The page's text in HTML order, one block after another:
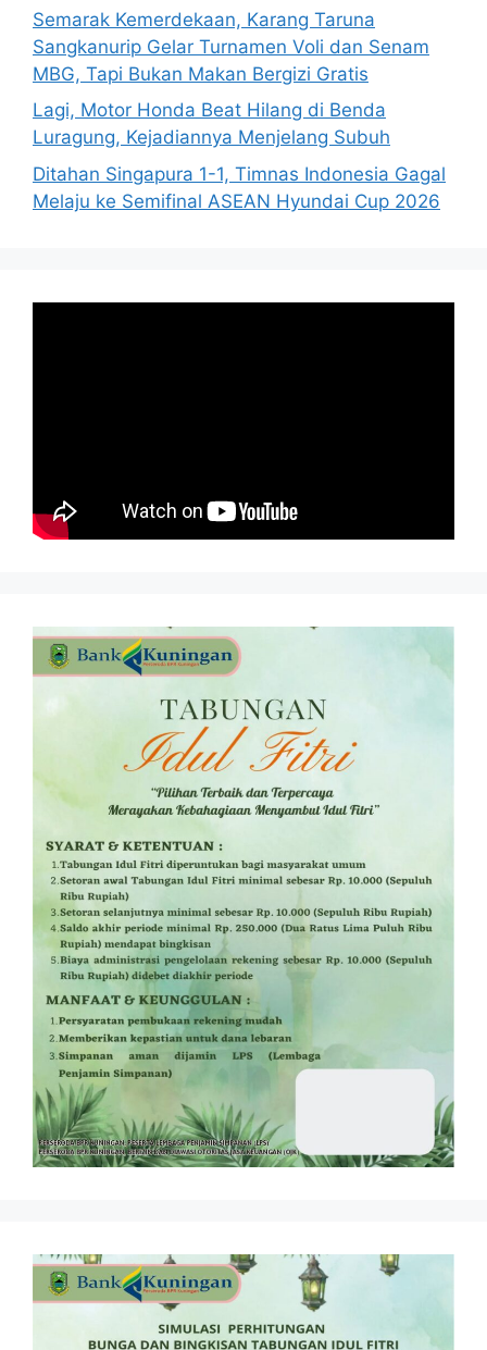
Semarak Kemerdekaan, Karang Taruna
Sangkanurip Gelar Turnamen Voli dan Senam
MBG, Tapi Bukan Makan Bergizi Gratis
Lagi, Motor Honda Beat Hilang di Benda
Luragung, Kejadiannya Menjelang Subuh
Ditahan Singapura 1-1, Timnas Indonesia Gagal
Melaju ke Semifinal ASEAN Hyundai Cup 2026